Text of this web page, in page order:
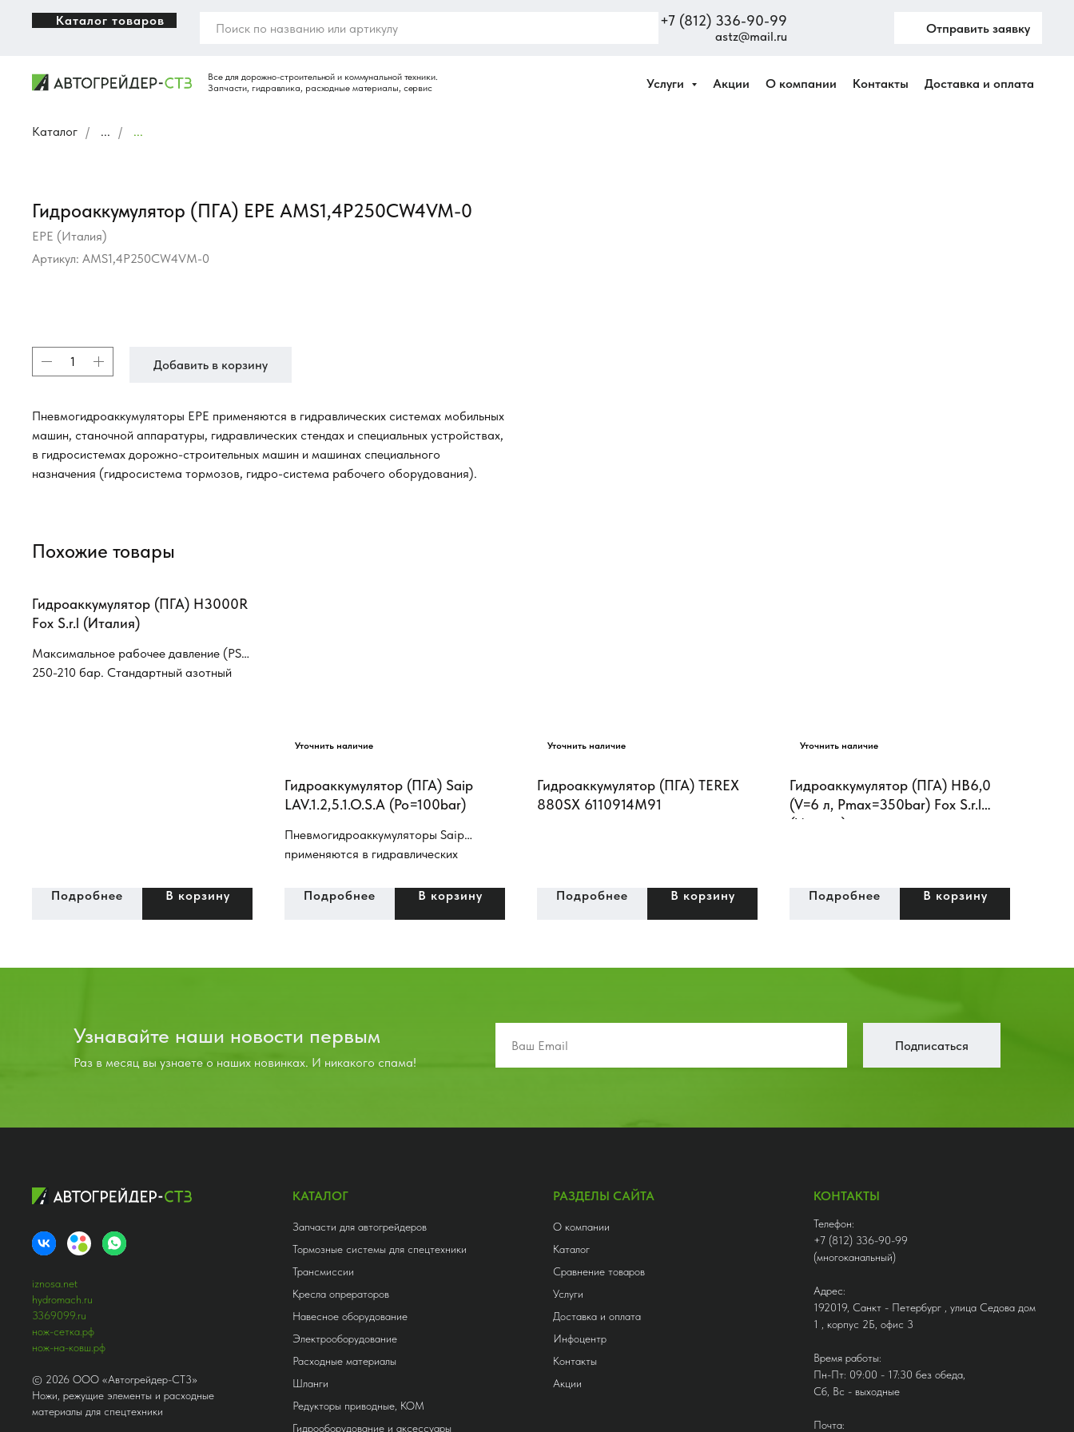
Каталог товаров +7 (812) 336-90-99
astz@mail.ru
Отправить заявку
Услуги Акции О компании Контакты Доставка и оплата
Каталог / ... / ...
Гидроаккумулятор (ПГА) EPE AMS1,4P250CW4VM-0
EPE (Италия)
Артикул: AMS1,4P250CW4VM-0
Добавить в корзину
Пневмогидроаккумуляторы EPE применяются в гидравлических системах мобильных
машин, станочной аппаратуры, гидравлических стендах и специальных устройствах,
в гидросистемах дорожно-строительных машин и машинах специального
назначения (гидросистема тормозов, гидро-система рабочего оборудования).
Похожие товары
Гидроаккумулятор (ПГА) H3000R
Fox S.r.l (Италия)
Максимальное рабочее давление (PS):
250-210 бар. Стандартный азотный
Подробнее В корзину
Гидроаккумулятор (ПГА) Saip
LAV.1.2,5.1.O.S.A (Po=100bar)
Пневмогидроаккумуляторы Saip
применяются в гидравлических
аппаратуры, гидравлических стендах и
назначения (гидросистема тормозов,
Подробнее В корзину
Гидроаккумулятор (ПГА) TEREX
880SX 6110914М91
Подробнее В корзину
Гидроаккумулятор (ПГА) HB6,0
(V=6 л, Pmax=350bar) Fox S.r.l
(Италия)
Подробнее В корзину
Узнавайте наши новости первым
Раз в месяц вы узнаете о наших новинках. И никакого спама!
Подписаться
iznosa.net
hydromach.ru
3369099.ru
нож-сетка.рф
нож-на-ковш.рф
© 2026 ООО «Автогрейдер-СТ3»
Ножи, режущие элементы и расходные
материалы для спецтехники
КАТАЛОГ
Запчасти для автогрейдеров
Тормозные системы для спецтехники
Трансмиссии
Кресла опрераторов
Навесное оборудование
Электрооборудование
Расходные материалы
Шланги
Редукторы приводные, КОМ
Гидрооборудование и аксессуары
РАЗДЕЛЫ САЙТА
О компании
Каталог
Сравнение товаров
Услуги
Доставка и оплата
Инфоцентр
Контакты
Акции
КОНТАКТЫ
Телефон:
+7 (812) 336-90-99
(многоканальный)
Адрес:
192019, Санкт - Петербург , улица Седова дом
1 , корпус 2Б, офис 3
Время работы:
Пн-Пт: 09:00 - 17:30 без обеда,
Сб, Вс - выходные
Почта: